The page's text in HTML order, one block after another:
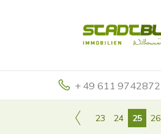
+ 49 611 9742872
23 24 25 26